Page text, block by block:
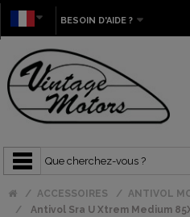
BESOIN D'AIDE ?
ACCESSOIRES
ANTIVOL
Antivol Sra U Xtrem Medium